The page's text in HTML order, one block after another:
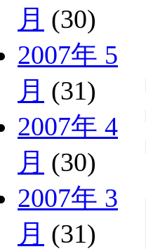
月 (30)
2007年 5
月 (31)
2007年 4
月 (30)
2007年 3
月 (31)